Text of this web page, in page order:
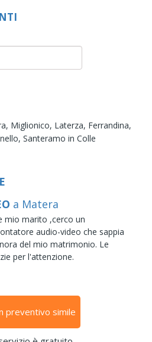
Miglionico, Laterza, Ferrandina,
Santeramo in Colle
a Matera
mio marito ,cerco un
audio-video che sappia
del mio matrimonio. Le
per l'attenzione.
preventivo simile